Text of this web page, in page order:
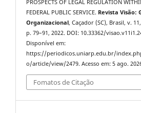
PROSPECTS OF LEGAL REGULATION
FEDERAL PUBLIC SERVICE. Revista Visão:
Organizacional, Caçador (SC), Brasil, v.
p. 79–91, 2022. DOI: 10.33362/
Disponível em:
https://periodicos.uniarp.edu.br/
o/article/view/2479. Acesso em: 5 ago.
Fomatos de Citação